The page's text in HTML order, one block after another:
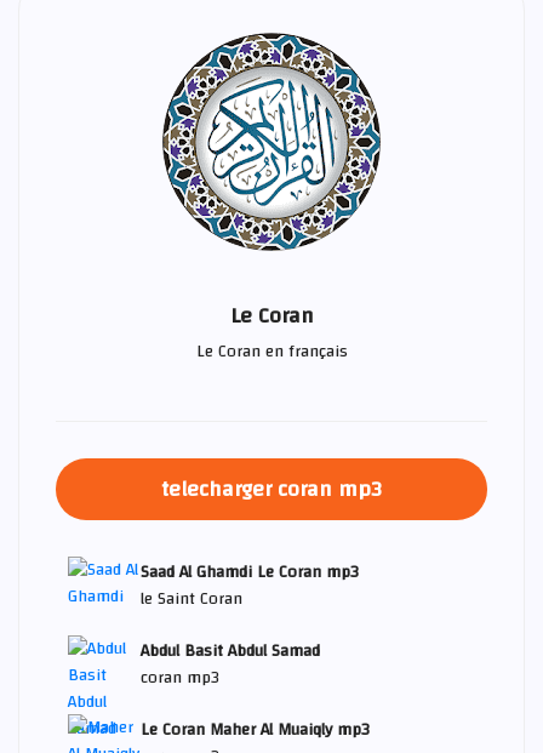
Le Coran
Le Coran en français
telecharger coran mp3
Saad Al Ghamdi Le Coran mp3
le Saint Coran
Abdul Basit Abdul Samad
coran mp3
Le Coran Maher Al Muaiqly mp3